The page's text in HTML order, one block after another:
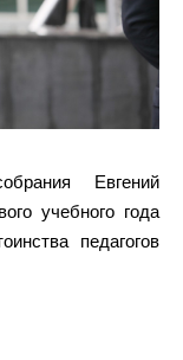
Евгений
учебного года
педагогов